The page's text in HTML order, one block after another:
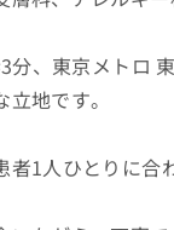
分、東京メトロ
地です。
者1人ひとりに合